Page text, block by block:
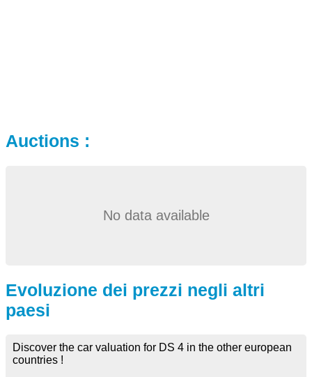
Auctions :
No data available
Evoluzione dei prezzi negli altri
paesi
Discover the car valuation for DS 4 in the other european
countries !